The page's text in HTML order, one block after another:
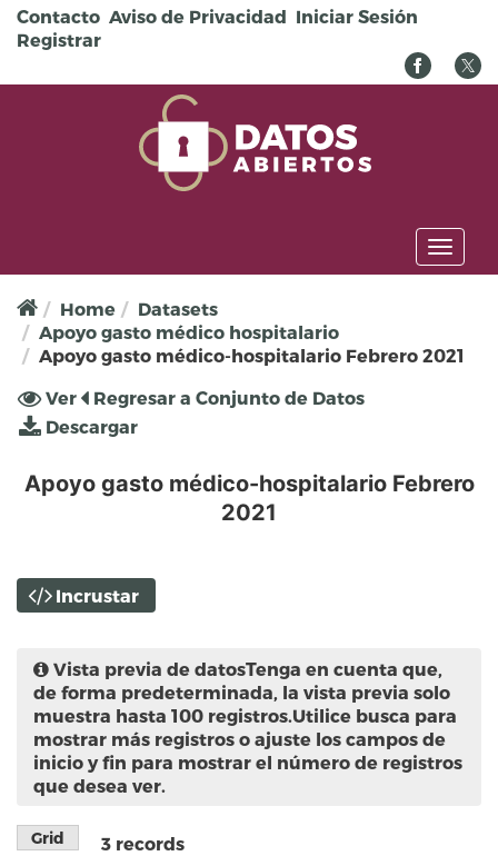
Pasar al contenido principal
Contacto Aviso de Privacidad Iniciar Sesión
Registrar
Toggle
Home
Datasets
Apoyo gasto médico hospitalario
Apoyo gasto médico-hospitalario Febrero 2021
Solapas principales
Ver (solapa
activa)
Regresar a Conjunto de Datos
Descargar
Apoyo gasto médico-hospitalario Febrero
2021
Incrustar
Vista previa de datosTenga en cuenta que,
de forma predeterminada, la vista previa solo
muestra hasta 100 registros.Utilice busca para
mostrar más registros o ajuste los campos de
inicio y fin para mostrar el número de registros
que desea ver.
Grid 3 records